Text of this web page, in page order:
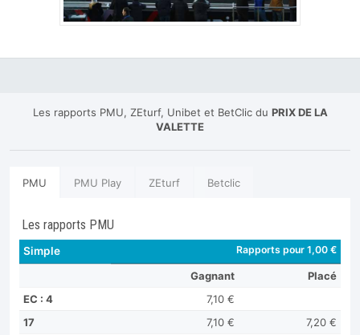
Les rapports PMU, ZEturf, Unibet et BetClic du PRIX DE LA
VALETTE
PMU PMU Play ZEturf Betclic
Les rapports PMU
Simple Rapports pour 1,00 €
Gagnant
Placé
EC : 4
7,10 €
17
7,10 €
7,20 €